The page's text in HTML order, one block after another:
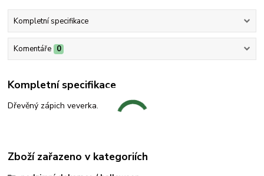
Kompletní specifikace
Komentáře 0
Kompletní specifikace
Dřevěný zápich veverka.
Zboží zařazeno v kategoriích